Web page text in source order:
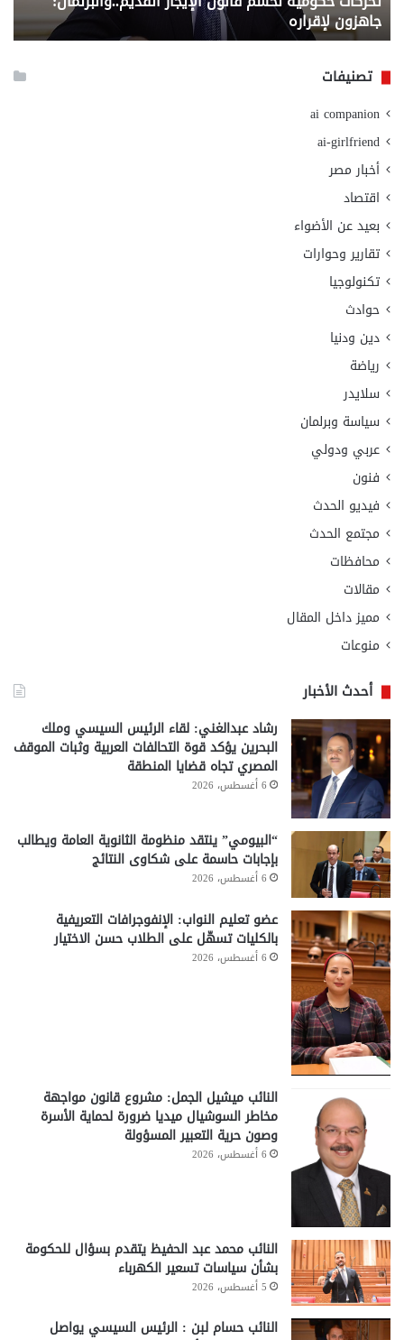
جاهزون لإقراره
تصنيفات
ai companion
ai-girlfriend
أخبار مصر
اقتصاد
بعيد عن الأضواء
تقارير وحوارات
تكنولوجيا
حوادث
دين ودنيا
رياضة
سلايدر
سياسة وبرلمان
عربي ودولي
فنون
فيديو الحدث
مجتمع الحدث
محافظات
مقالات
مميز داخل المقال
منوعات
أحدث الأخبار
رشاد عبدالغني: لقاء الرئيس السيسي وملك
البحرين يؤكد قوة التحالفات العربية وثبات الموقف
المصري تجاه قضايا المنطقة
6 أغسطس، 2026
“البيومي” ينتقد منظومة الثانوية العامة ويطالب
بإجابات حاسمة على شكاوى النتائج
6 أغسطس، 2026
عضو تعليم النواب: الإنفوجرافات التعريفية
بالكليات تسهّل على الطلاب حسن الاختيار
6 أغسطس، 2026
النائب ميشيل الجمل: مشروع قانون مواجهة
مخاطر السوشيال ميديا ضرورة لحماية الأسرة
وصون حرية التعبير المسؤولة
6 أغسطس، 2026
النائب محمد عبد الحفيظ يتقدم بسؤال للحكومة
بشأن سياسات تسعير الكهرباء
5 أغسطس، 2026
النائب حسام لبن : الرئيس السيسي يواصل